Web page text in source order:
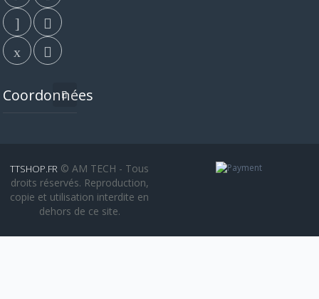
Coordonnées
TTSHOP.FR © AM TECH - Tous
droits réservés. Reproduction,
copie et utilisation interdite en
dehors de ce site.